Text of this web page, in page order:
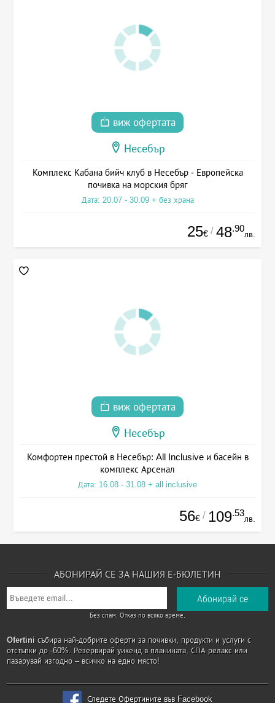
виж офертата
Несебър
Комплекс Кабана бийч клуб в Несебър - Европейска
почивка на морския бряг
Дата: 20.07 - 30.09 + без храна
25€ / 48.90
лв.
виж офертата
Несебър
Комфортен престой в Несебър: All Inclusive и басейн в
комплекс Арсенал
Дата: 16.08 - 31.08 + all inclusive
56€ / 109.53
лв.
АБОНИРАЙ СЕ ЗА НАШИЯ Е-БЮЛЕТИН
Без спам. Отказ по всяко време.
Ofertini събира най-добрите оферти за почивки, продукти и услуги с
отстъпки до -60%. Резервирай уикенд в планината, СПА релакс или
пазарувай изгодно – всичко на едно място!
Следете Офертините във Facebook